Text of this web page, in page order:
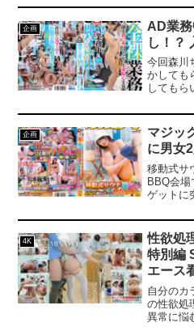
オナニ
まで生
胆闊歩！
ず、たく
ツ姿美脚
ぅ」ww
で絶頂！
企画
AD業
し！？
今回森川
かしても
してもら
て成長す
応中にも
当日も…
企画
マジッ
に男女
移動式サ
BBQ会場
ゲットに
の密室サ
らないガ
確定？！
4K
性欲処
特別編
エース
ハード
自分のカ
の性欲処
異常に悩